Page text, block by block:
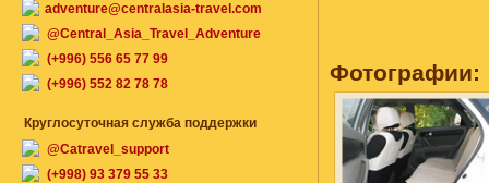
Фотографии:
adventure@centralasia-travel.com
@Central_Asia_Travel_Adventure
(+996) 556 65 77 99
(+996) 552 82 78 78
Круглосуточная служба поддержки
@Catravel_support
(+998) 93 379 55 33